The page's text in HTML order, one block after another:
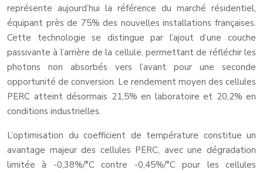
représente aujourd’hui la référence du marché résidentiel,
équipant près de 75% des nouvelles installations françaises.
Cette technologie se distingue par l’ajout d’une couche
passivante à l’arrière de la cellule, permettant de réfléchir les
photons non absorbés vers l’avant pour une seconde
opportunité de conversion. Le rendement moyen des cellules
PERC atteint désormais 21,5% en laboratoire et 20,2% en
conditions industrielles.
L’optimisation du coefficient de température constitue un
avantage majeur des cellules PERC, avec une dégradation
limitée à -0,38%/°C contre -0,45%/°C pour les cellules